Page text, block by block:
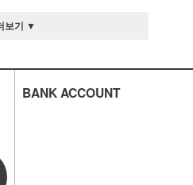
보기 ▼
BANK ACCOUNT